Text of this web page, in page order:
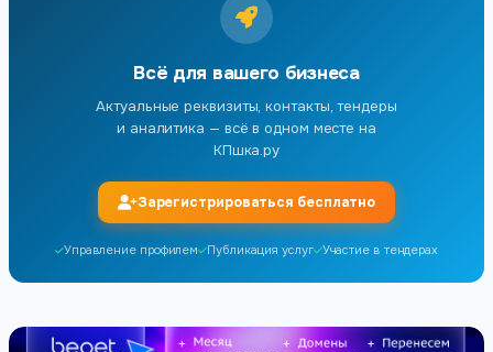
Всё для вашего бизнеса
Актуальные реквизиты, контакты, тендеры
и аналитика — всё в одном месте на
КПшка.ру
Зарегистрироваться бесплатно
Управление профилем Публикация услуг Участие в тендерах